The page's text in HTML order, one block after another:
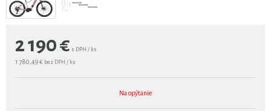
2 190€ s DPH / ks
1 780,49 € bez DPH / ks
Na opýtanie